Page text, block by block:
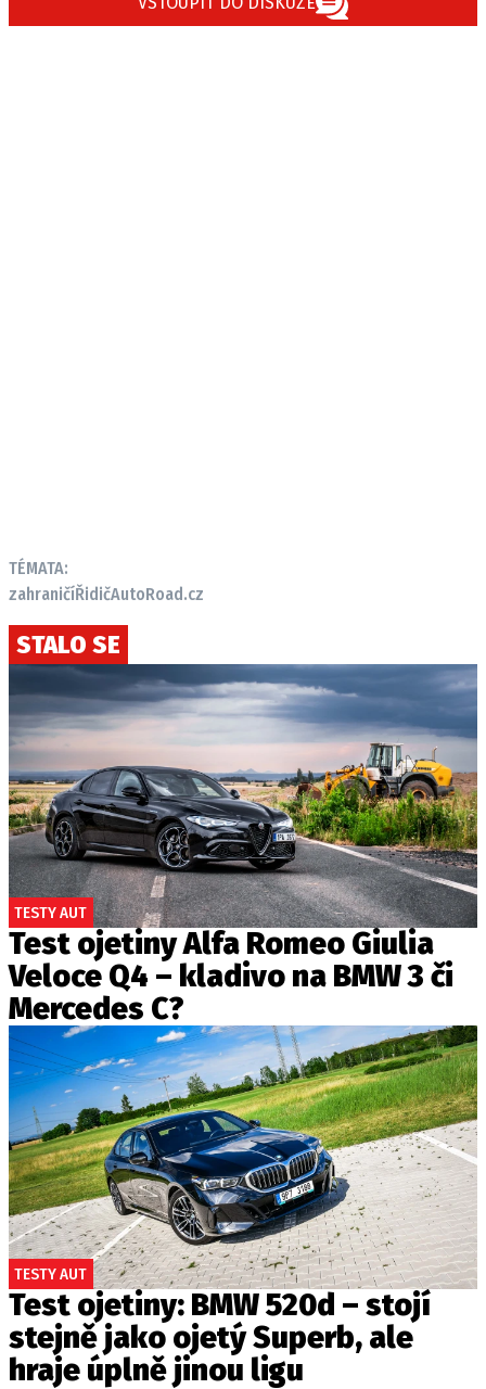
TÉMATA:
zahraničíŘidičAutoRoad.cz
STALO SE
TESTY AUT
Test ojetiny Alfa Romeo Giulia
Veloce Q4 – kladivo na BMW 3 či
Mercedes C?
TESTY AUT
Test ojetiny: BMW 520d – stojí
stejně jako ojetý Superb, ale
hraje úplně jinou ligu